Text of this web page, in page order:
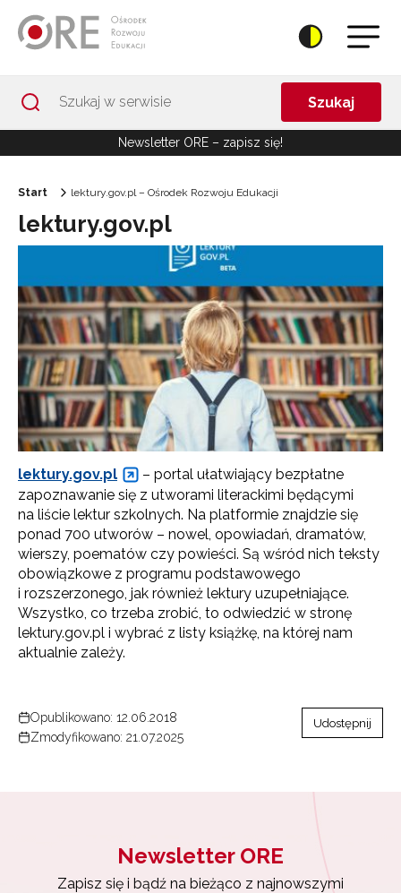
Szukaj
Newsletter ORE – zapisz się!
Start lektury.gov.pl – Ośrodek Rozwoju Edukacji
lektury.gov.pl
lektury.gov.pl
– portal ułatwiający bezpłatne
zapoznawanie się z utworami literackimi będącymi
na liście lektur szkolnych. Na platformie znajdzie się
ponad 700 utworów – nowel, opowiadań, dramatów,
wierszy, poematów czy powieści. Są wśród nich teksty
obowiązkowe z programu podstawowego
i rozszerzonego, jak również lektury uzupełniające.
Wszystko, co trzeba zrobić, to odwiedzić w stronę
lektury.gov.pl i wybrać z listy książkę, na której nam
aktualnie zależy.
Opublikowano: 12.06.2018
Zmodyfikowano: 21.07.2025
Udostępnij
Newsletter ORE
Zapisz się i bądź na bieżąco z najnowszymi